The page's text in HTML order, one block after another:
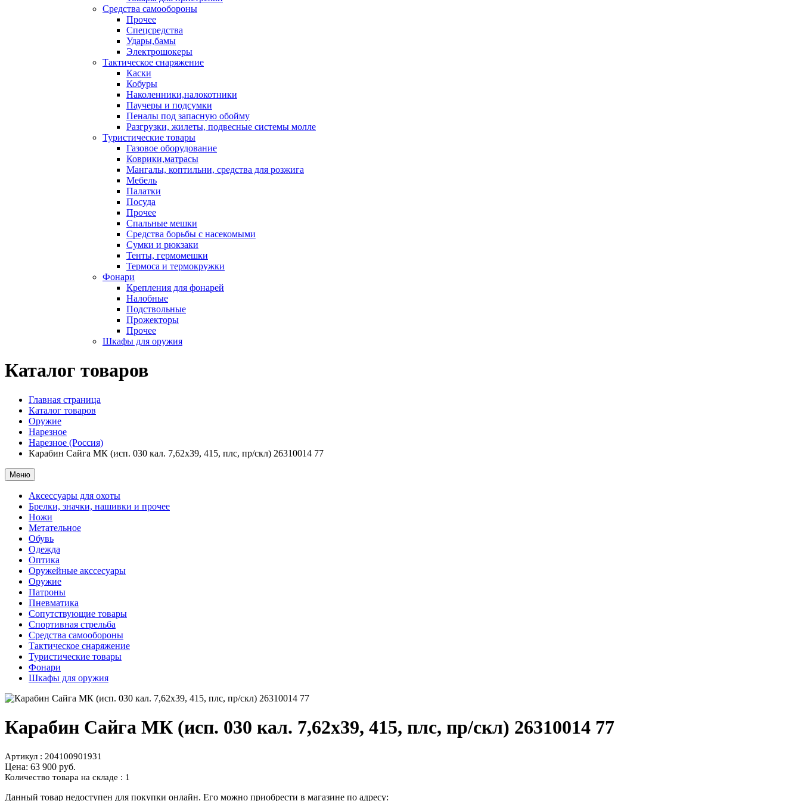
Средства самообороны
Прочее
Спецсредства
Удары,бамы
Электрошокеры
Тактическое снаряжение
Каски
Кобуры
Наколенники,налокотники
Паучеры и подсумки
Пеналы под запасную обойму
Разгрузки, жилеты, подвесные системы молле
Туристические товары
Газовое оборудование
Коврики,матрасы
Мангалы, коптильни, средства для розжига
Мебель
Палатки
Посуда
Прочее
Спальные мешки
Средства борьбы с насекомыми
Сумки и рюкзаки
Тенты, гермомешки
Термоса и термокружки
Фонари
Крепления для фонарей
Налобные
Подствольные
Прожекторы
Прочее
Шкафы для оружия
Каталог товаров
Главная страница
Каталог товаров
Оружие
Нарезное
Нарезное (Россия)
Карабин Сайга МК (исп. 030 кал. 7,62х39, 415, плс, пр/скл) 26310014 77
Меню
Аксессуары для охоты
Брелки, значки, нашивки и прочее
Ножи
Метательное
Обувь
Одежда
Оптика
Оружейные акссесуары
Оружие
Патроны
Пневматика
Сопутствующие товары
Спортивная стрельба
Средства самообороны
Тактическое снаряжение
Туристические товары
Фонари
Шкафы для оружия
Карабин Сайга МК (исп. 030 кал. 7,62х39, 415, плс, пр/скл) 26310014 77
Артикул : 204100901931
Цена: 63 900 руб.
Количество товара на складе : 1
Данный товар недоступен для покупки онлайн. Его можно приобрести в магазине по адресу: